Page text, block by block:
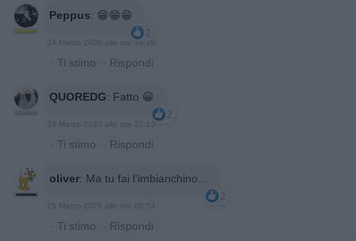
Peppus: 😁😁😁
2
24 Marzo 2020 alle ore 18:18
· Ti stimo · Rispondi
QUOREDG: Fatto 😀
2
24 Marzo 2020 alle ore 21:13
· Ti stimo · Rispondi
oliver: Ma tu fai l'imbianchino...
2
25 Marzo 2020 alle ore 02:54
· Ti stimo · Rispondi